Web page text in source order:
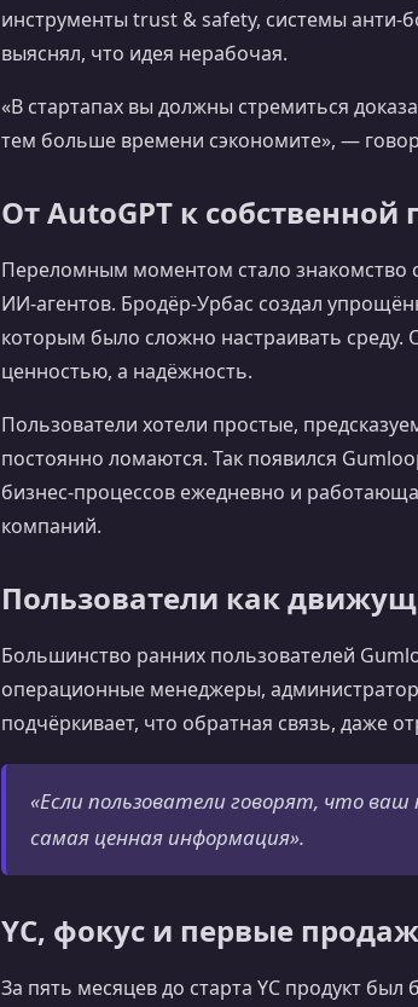
инструменты trust & safety, системы
выяснял, что идея нерабочая.
«В стартапах вы должны стремиться
тем больше времени сэкономите», —
От AutoGPT к
Переломным моментом стало
ИИ‑агентов. Бродёр-Урбас создал
которым было сложно настраивать среду.
ценностью, а надёжность.
Пользователи хотели простые,
постоянно ломаются. Так появился
бизнес‑процессов ежедневно и
компаний.
Пользователи как
Большинство ранних пользователей
операционные менеджеры,
подчёркивает, что обратная связь, даже
«Если пользователи говорят, что
самая ценная информация».
YC, фокус и первые
За пять месяцев до старта YC продукт